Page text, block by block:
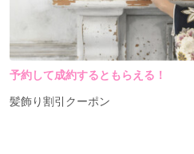
予約して成約するともらえる！
髪飾り割引クーポン